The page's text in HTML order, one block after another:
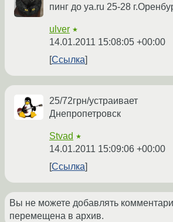
пинг до ya.ru 25-28
ulver ★
14.01.2011 15:08:05 +00:00
Ссылка
25/72грн/устраивает
Днепропетровск
Stvad ★
14.01.2011 15:09:06 +00:00
Ссылка
Вы не можете добавлять
перемещена в архив.